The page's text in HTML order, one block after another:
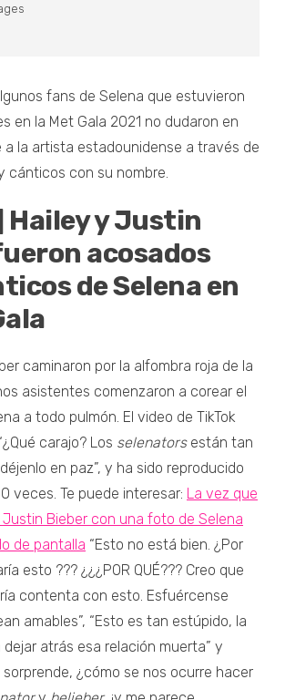
fans de Selena que estuvieron
en la Met Gala 2021 no dudaron en
a la artista estadounidense a través de
cánticos con su nombre.
Hailey y Justin
acosados
de Selena en
caminaron por la alfombra roja de la
asistentes comenzaron a corear el
a todo pulmón. El video de TikTok
carajo? Los selenatorsestán tan
en paz”, y ha sido reproducido
veces. Te puede interesar: La vez que
Bieber con una foto de Selena
de pantalla “Esto no está bien. ¿Por
esto ??? ¿¿¿POR QUÉ??? Creo que
contenta con esto. Esfuércense
amables”, “Esto es tan estúpido, la
atrás esa relación muerta” y
sorprende, ¿cómo se nos ocurre hacer